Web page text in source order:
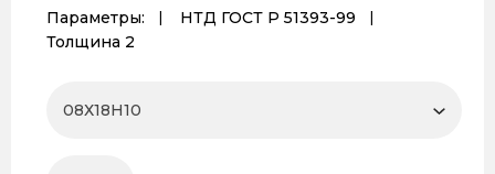
Параметры:
НТД ГОСТ Р 51393-99
Толщина 2